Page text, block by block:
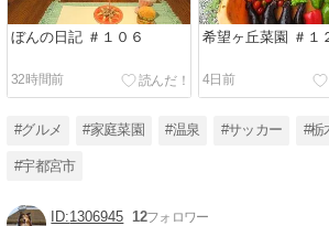
ぼんの日記 ＃１０６
32時間前
希望ヶ丘菜園 ＃１
4日前
#グルメ #家庭菜園 #温泉 #サッカー #栃
#宇都宮市
1306945 12